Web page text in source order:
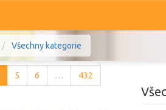
Všechny kategorie
5 6 … 432